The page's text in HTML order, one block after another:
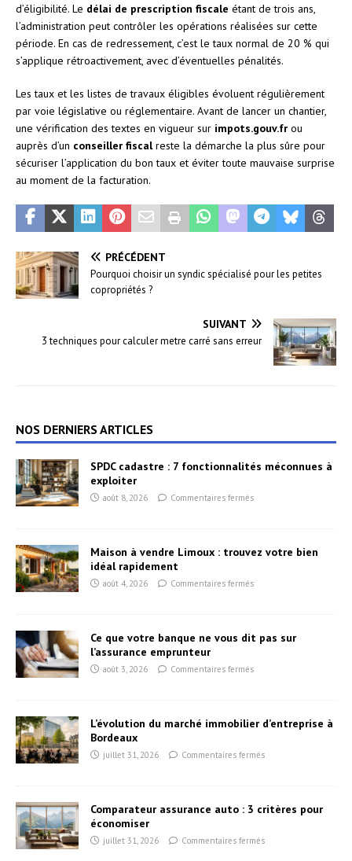
d’éligibilité. Le délai de prescription fiscale étant de trois ans,
l’administration peut contrôler les opérations réalisées sur cette
période. En cas de redressement, c’est le taux normal de 20 % qui
s’applique rétroactivement, avec d’éventuelles pénalités.
Les taux et les listes de travaux éligibles évoluent régulièrement
par voie législative ou réglementaire. Avant de lancer un chantier,
une vérification des textes en vigueur sur impots.gouv.fr ou
auprès d’un conseiller fiscalreste la démarche la plus sûre pour
sécuriser l’application du bon taux et éviter toute mauvaise surprise
au moment de la facturation.
PRÉCÉDENT
Pourquoi choisir un syndic spécialisé pour les petites
copropriétés ?
SUIVANT
3 techniques pour calculer metre carré sans erreur
NOS DERNIERS ARTICLES
SPDC cadastre : 7 fonctionnalités méconnues à
exploiter
août 8, 2026 Commentaires fermés
Maison à vendre Limoux : trouvez votre bien
idéal rapidement
août 4, 2026 Commentaires fermés
Ce que votre banque ne vous dit pas sur
l’assurance emprunteur
août 3, 2026 Commentaires fermés
L’évolution du marché immobilier d’entreprise à
Bordeaux
juillet 31, 2026 Commentaires fermés
Comparateur assurance auto : 3 critères pour
économiser
juillet 31, 2026 Commentaires fermés